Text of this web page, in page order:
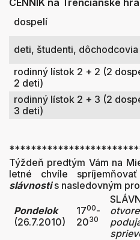
CENNÍK na Trenčianske
dospelí
deti, študenti, dôchodcovia
rodinný lístok 2 + 2 (2
2 deti)
rodinný lístok 2 + 3 (2
3 deti)
Týždeň predtým Vám na
letné chvíle spríjemňovať
slávnostis nasledovným
Pondelok
(26.7.2010)
1700-
2030